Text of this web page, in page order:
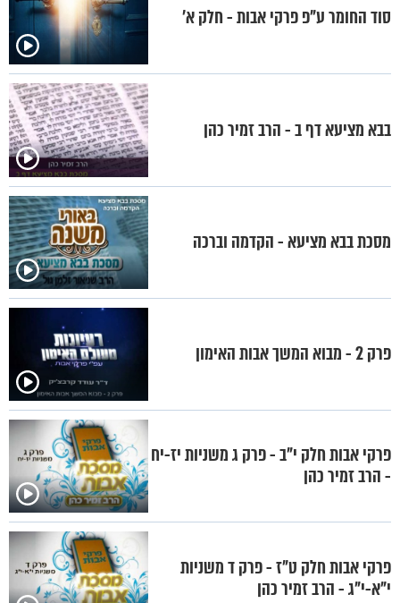
סוד החומר ע"פ פרקי אבות - חלק א’
בבא מציעא דף ב - הרב זמיר כהן
מסכת בבא מציעא - הקדמה וברכה
פרק 2 - מבוא המשך אבות האימון
פרקי אבות חלק י"ב - פרק ג משניות יז-יח
- הרב זמיר כהן
פרקי אבות חלק ט"ז - פרק ד משניות
י"א-י"ג - הרב זמיר כהן